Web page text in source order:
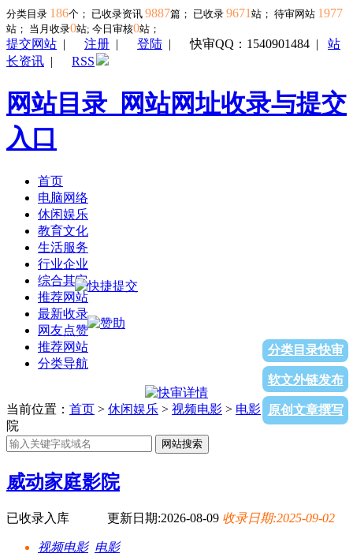
分类目录 186个； 已收录资讯 9887篇； 已收录 9671 站； 待审网站 1977
站； 当月收录0站; 今日审核0站；
提交网站 | 注册 | 登陆 |快审QQ：1540901484 | 站
长资讯 | RSS
网站目录_网站网址收录与提交
入口
首页
电脑网络
休闲娱乐
教育文化
生活服务
行业企业
综合其它
推荐网站
最新收录
网友点赞
推荐网站
分类导航
分类目录快审
软文外链发布
原创文章撰写
当前位置： 首页 > 休闲娱乐 > 视频电影 > 电影 > 威动家庭影
院
网站搜索
威动家庭影院
已收录入库 更新日期:2026-08-09 收录日期:2025-09-02
视频电影 电影